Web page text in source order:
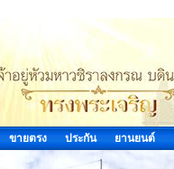
ขายตรง ประกัน ยานยนต์